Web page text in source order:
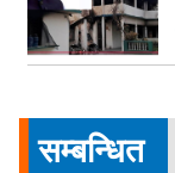
सम्बन्धित